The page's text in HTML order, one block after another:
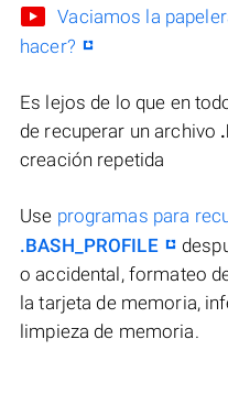
Vaciamos la
hacer?
Es lejos de lo que en
de recuperar un archivo
creación repetida
Use programas para
.BASH_PROFILE
o accidental, formateo
la tarjeta de memoria,
limpieza de memoria.